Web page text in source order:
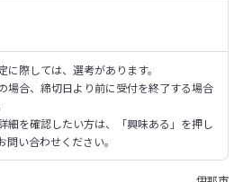
に際しては、選考があります。
場合、締切日より前に受付を終了する場合
細を確認したい方は、「興味ある」を押し
問い合わせください。